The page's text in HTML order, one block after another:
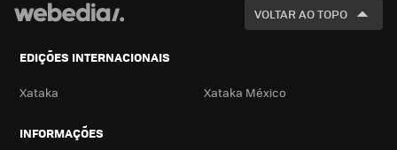
VOLTAR AO TOPO
EDIÇÕES INTERNACIONAIS
Xataka Xataka México
INFORMAÇÕES